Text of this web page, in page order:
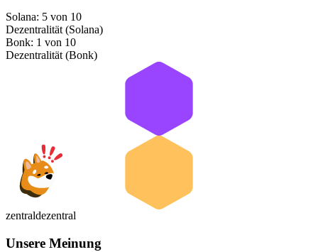
Solana: 5 von 10
Dezentralität (Solana)
Bonk: 1 von 10
Dezentralität (Bonk)
zentraldezentral
Unsere Meinung